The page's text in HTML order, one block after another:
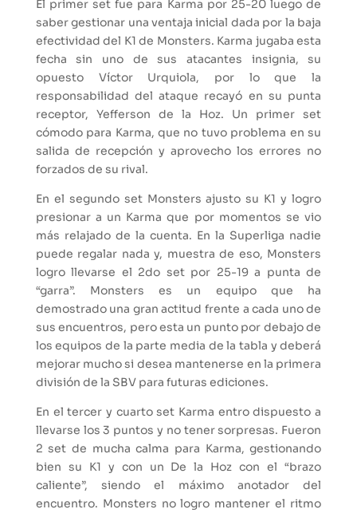
El primer set fue para Karma por 25-20 luego de
saber gestionar una ventaja inicial dada por la baja
efectividad del K1 de Monsters. Karma jugaba esta
fecha sin uno de sus atacantes insignia, su
opuesto Víctor Urquiola, por lo que la
responsabilidad del ataque recayó en su punta
receptor, Yefferson de la Hoz. Un primer set
cómodo para Karma, que no tuvo problema en su
salida de recepción y aprovecho los errores no
forzados de su rival.
En el segundo set Monsters ajusto su K1 y logro
presionar a un Karma que por momentos se vio
más relajado de la cuenta. En la Superliga nadie
puede regalar nada y, muestra de eso, Monsters
logro llevarse el 2do set por 25-19 a punta de
“garra”. Monsters es un equipo que ha
demostrado una gran actitud frente a cada uno de
sus encuentros, pero esta un punto por debajo de
los equipos de la parte media de la tabla y deberá
mejorar mucho si desea mantenerse en la primera
división de la SBV para futuras ediciones.
En el tercer y cuarto set Karma entro dispuesto a
llevarse los 3 puntos y no tener sorpresas. Fueron
2 set de mucha calma para Karma, gestionando
bien su K1 y con un De la Hoz con el “brazo
caliente”, siendo el máximo anotador del
encuentro. Monsters no logro mantener el ritmo